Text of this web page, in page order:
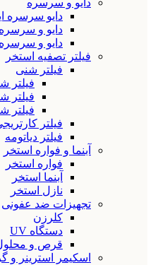
دایو سرسره
دایو و سرسره sr smith
دایو و سرسره
فیلتر تصفیه استخر
فیلتر شنی
فیلتر
فیلتر
فیلتر
فیلتر
فیلتر دیاتومه
آبنما و فواره استخر
فواره استخر
آبنما استخر
نازل استخر
تجهیزات ضد عفونی
کلرزن
دستگاه UV
قرص و
اسکیمر استرینر و